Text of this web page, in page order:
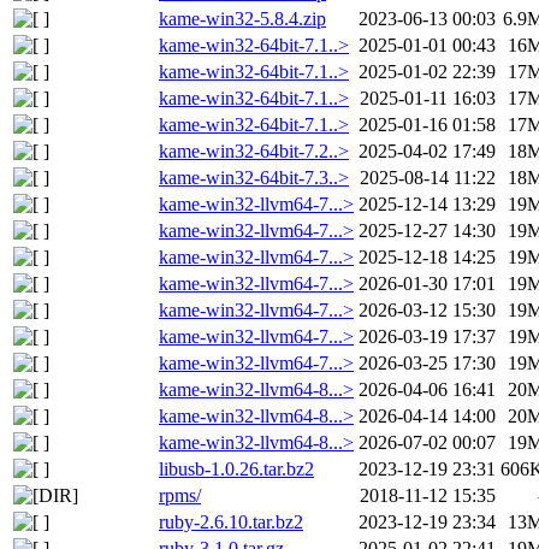
kame-win32-5.8.4.zip
2023-06-13 00:03
kame-win32-64bit-7.1..> 2025-01-01 00:43
kame-win32-64bit-7.1..> 2025-01-02 22:39
kame-win32-64bit-7.1..> 2025-01-11 16:03
kame-win32-64bit-7.1..> 2025-01-16 01:58
kame-win32-64bit-7.2..> 2025-04-02 17:49
kame-win32-64bit-7.3..> 2025-08-14 11:22
kame-win32-llvm64-7...> 2025-12-14 13:29
kame-win32-llvm64-7...> 2025-12-27 14:30
kame-win32-llvm64-7...> 2025-12-18 14:25
kame-win32-llvm64-7...> 2026-01-30 17:01
kame-win32-llvm64-7...> 2026-03-12 15:30
kame-win32-llvm64-7...> 2026-03-19 17:37
kame-win32-llvm64-7...> 2026-03-25 17:30
kame-win32-llvm64-8...> 2026-04-06 16:41
kame-win32-llvm64-8...> 2026-04-14 14:00
kame-win32-llvm64-8...> 2026-07-02 00:07
libusb-1.0.26.tar.bz2
2023-12-19 23:31
rpms/
2018-11-12 15:35
ruby-2.6.10.tar.bz2
2023-12-19 23:34